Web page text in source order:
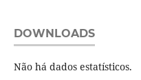
DOWNLOADS
Não há dados estatísticos.